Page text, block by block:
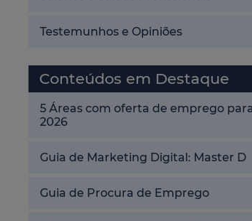
Testemunhos e Opiniões
Conteúdos em Destaque
5 Áreas com oferta de emprego para
2026
Guia de Marketing Digital: Master D
Guia de Procura de Emprego